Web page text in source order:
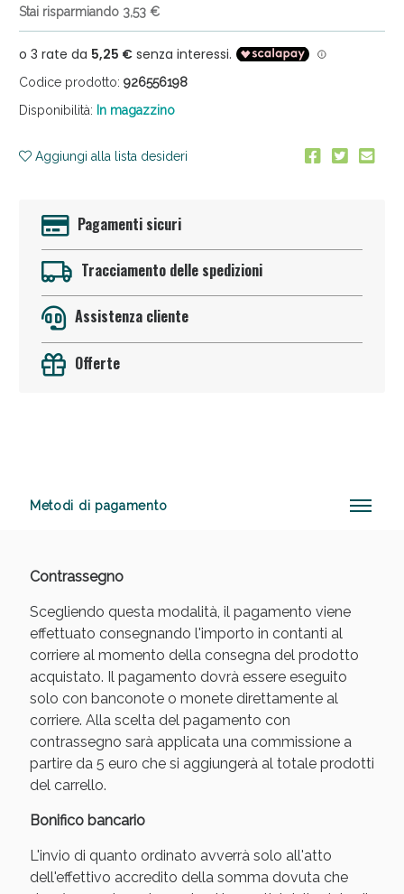
Stai risparmiando 3,53 €
Codice prodotto: 926556198
Disponibilità: In magazzino
Aggiungi alla lista desideri
Pagamenti sicuri
Tracciamento delle spedizioni
Assistenza cliente
Offerte
Metodi di pagamento
Contrassegno
Scegliendo questa modalità, il pagamento viene
effettuato consegnando l'importo in contanti al
corriere al momento della consegna del prodotto
acquistato. Il pagamento dovrà essere eseguito
solo con banconote o monete direttamente al
corriere. Alla scelta del pagamento con
contrassegno sarà applicata una commissione a
partire da 5 euro che si aggiungerà al totale prodotti
del carrello.
Bonifico bancario
L'invio di quanto ordinato avverrà solo all'atto
dell'effettivo accredito della somma dovuta che
Anticellulite e Fanghi: Sconto fino al 40% valido
oggi!
Vie Urinarie e Prostata: Sconti fino al 45% oggi!